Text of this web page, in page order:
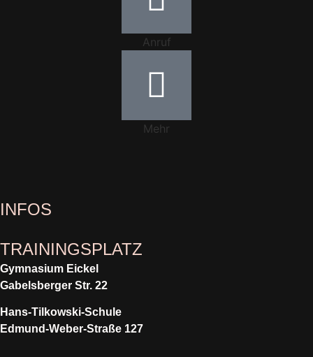
Anruf
Mehr
INFOS
TRAININGSPLATZ
Gymnasium Eickel
Gabelsberger Str. 22
Hans-Tilkowski-Schule
Edmund-Weber-Straße 127